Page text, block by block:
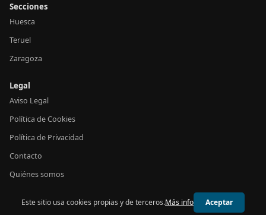
Secciones
Huesca
Teruel
Zaragoza
Legal
Aviso Legal
Política de Cookies
Política de Privacidad
Contacto
Quiénes somos
© 2026 24h Aragón
Este sitio usa cookies propias y de terceros.Más info Aceptar